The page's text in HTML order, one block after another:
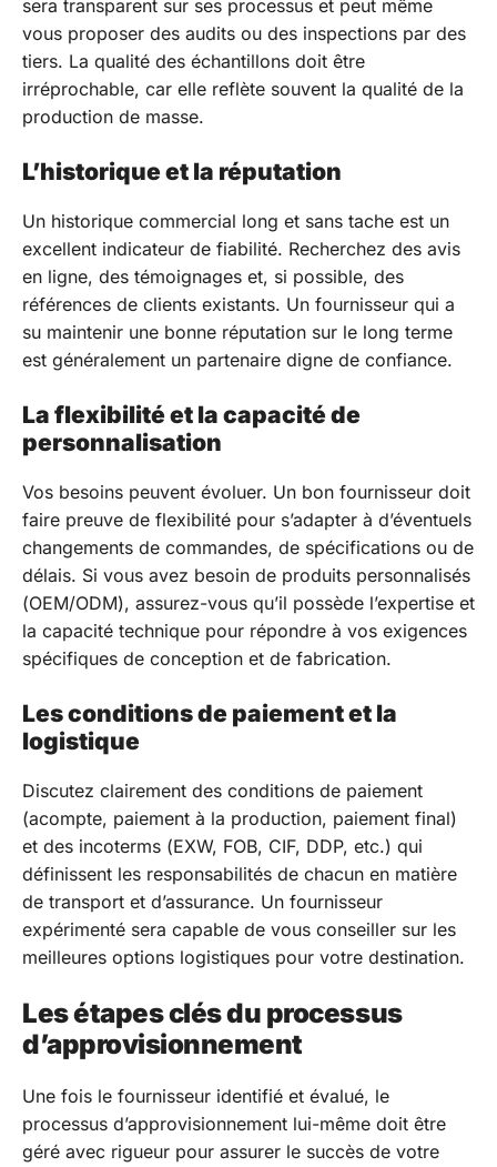
sera transparent sur ses processus et peut même
vous proposer des audits ou des inspections par des
tiers. La qualité des échantillons doit être
irréprochable, car elle reflète souvent la qualité de la
production de masse.
L’historique et la réputation
Un historique commercial long et sans tache est un
excellent indicateur de fiabilité. Recherchez des avis
en ligne, des témoignages et, si possible, des
références de clients existants. Un fournisseur qui a
su maintenir une bonne réputation sur le long terme
est généralement un partenaire digne de confiance.
La flexibilité et la capacité de
personnalisation
Vos besoins peuvent évoluer. Un bon fournisseur doit
faire preuve de flexibilité pour s’adapter à d’éventuels
changements de commandes, de spécifications ou de
délais. Si vous avez besoin de produits personnalisés
(OEM/ODM), assurez-vous qu’il possède l’expertise et
la capacité technique pour répondre à vos exigences
spécifiques de conception et de fabrication.
Les conditions de paiement et la
logistique
Discutez clairement des conditions de paiement
(acompte, paiement à la production, paiement final)
et des incoterms (EXW, FOB, CIF, DDP, etc.) qui
définissent les responsabilités de chacun en matière
de transport et d’assurance. Un fournisseur
expérimenté sera capable de vous conseiller sur les
meilleures options logistiques pour votre destination.
Les étapes clés du processus
d’approvisionnement
Une fois le fournisseur identifié et évalué, le
processus d’approvisionnement lui-même doit être
géré avec rigueur pour assurer le succès de votre